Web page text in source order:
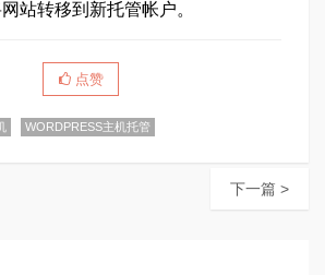
站转移到新托管帐户。
点赞
WORDPRESS主机托管
下一篇 >